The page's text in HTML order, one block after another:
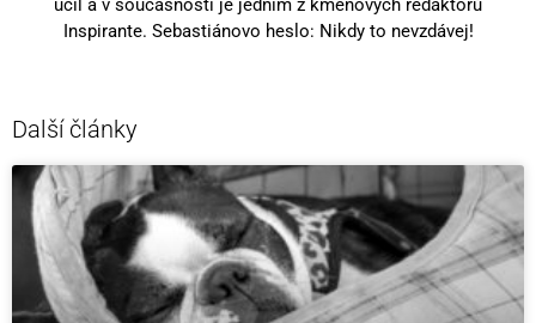
učil a v současnosti je jedním z kmenových redaktorů
Inspirante. Sebastiánovo heslo: Nikdy to nevzdávej!
Další články